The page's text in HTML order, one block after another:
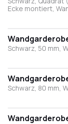
Ecke montiert,
Schwarz, 50 mm,
Schwarz, 80 mm,